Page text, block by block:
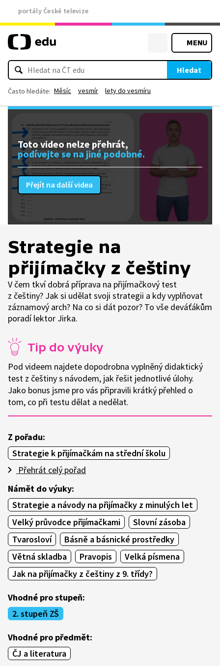
portály České televize
MENU
Hledat
Často hledáte: Měsíc vesmír lety do vesmíru
Toto video nelze přehrát,
podívejte se na jiné podobné.
Přejít na další videa
Strategie na
přijímačky z češtiny
V čem tkví dobrá příprava na přijímačkový test
z češtiny? Jak si udělat svoji strategii a kdy vyplňovat
záznamový arch? Na co si dát pozor? To vše deváťákům
poradí lektor Jirka.
Tip do výuky
Pod videem najdete dopodrobna vyplněný didaktický
test z češtiny s návodem, jak řešit jednotlivé úlohy.
Jako bonus jsme pro vás připravili krátký přehled o
tom, co při testu dělat a nedělat.
Z pořadu:
Strategie k přijímačkám na střední školu
Přehrát celý pořad
Námět do výuky:
Strategie a návody na přijímačky z minulých let
Velký průvodce přijímačkami
Slovní zásoba
Tvarosloví
Básně a básnické prostředky
Větná skladba
Pravopis
Velká písmena
Jak na přijímačky z češtiny z 9. třídy?
Vhodné pro stupeň:
2. stupeň ZŠ
Vhodné pro předmět:
ČJ a literatura